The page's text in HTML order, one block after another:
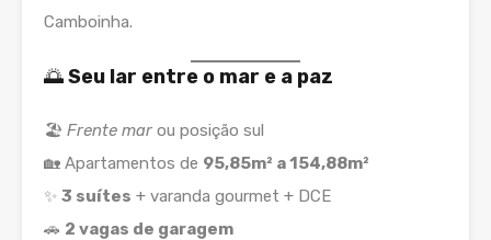
Camboinha.
🌅Seu lar entre o mar e a paz
🏖️ Frente mar ou posição sul
🏡 Apartamentos de 95,85m² a 154,88m²
✨ 3 suítes + varanda gourmet + DCE
🚗 2 vagas de garagem